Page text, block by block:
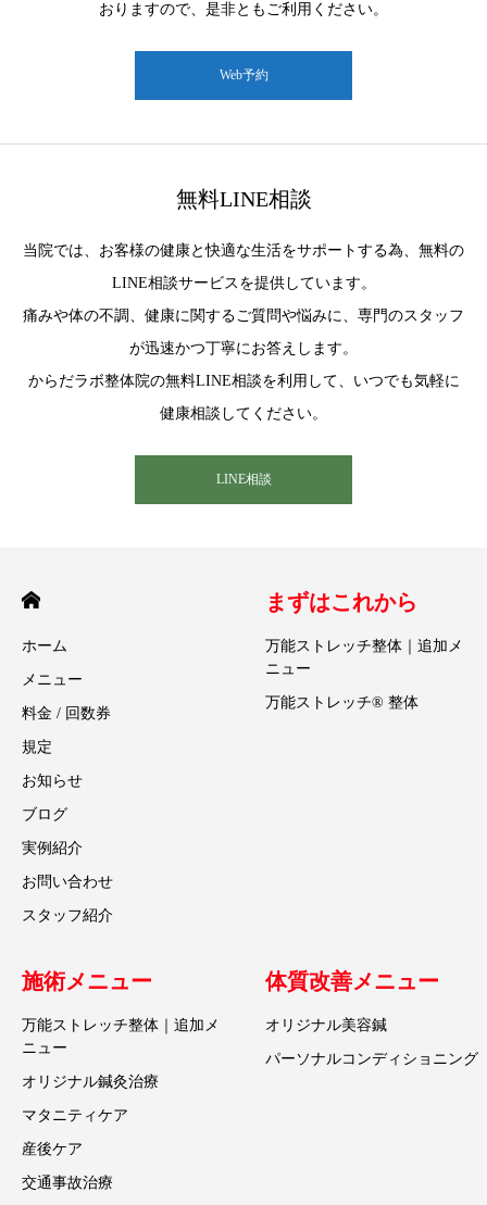
おりますので、是非ともご利用ください。
Web予約
無料LINE相談
当院では、お客様の健康と快適な生活をサポートする為、無料の
LINE相談サービスを提供しています。
痛みや体の不調、健康に関するご質問や悩みに、専門のスタッフ
が迅速かつ丁寧にお答えします。
からだラボ整体院の無料LINE相談を利用して、いつでも気軽に
健康相談してください。
LINE相談
ホーム
メニュー
料金 / 回数券
規定
お知らせ
ブログ
実例紹介
お問い合わせ
スタッフ紹介
まずはこれから
万能ストレッチ整体｜追加メ
ニュー
万能ストレッチ® 整体
施術メニュー
万能ストレッチ整体｜追加メ
ニュー
オリジナル鍼灸治療
マタニティケア
産後ケア
交通事故治療
体質改善メニュー
オリジナル美容鍼
パーソナルコンディショニング